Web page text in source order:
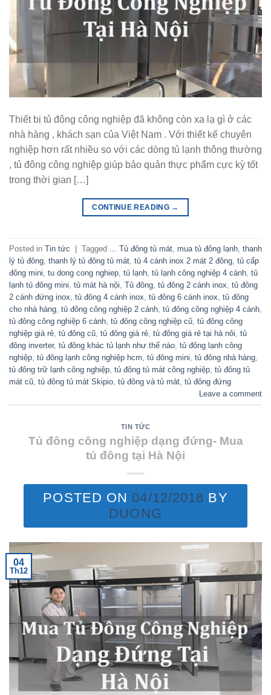
Thiết bị tủ đông công nghiệp đã không còn xa lạ gì ở các
nhà hàng , khách sạn của Việt Nam . Với thiết kế chuyên
nghiệp hơn rất nhiều so với các dòng tủ lạnh thông thường
, tủ đông công nghiệp giúp bảo quản thực phẩm cực kỳ tốt
trong thời gian […]
CONTINUE READING →
Posted in Tin tức | Tagged ... Tủ đông tủ mát mua tủ đông lạnh thanh
lý tủ đông thanh lý tủ đông tủ mát tủ 4 cánh inox 2 mát 2 đông tủ cấp
đông mini tu dong cong nghiep tủ lạnh tủ lạnh công nghiệp 4 cánh tủ
lạnh tủ đông mini tủ mát hà nội Tủ đông tủ đông 2 cánh inox tủ đông
2 cánh đứng inox tủ đông 4 cánh inox tủ đông 6 cánh inox tủ đông
cho nhà hàng tủ đông công nghiệp 2 cánh tủ đông công nghiệp 4 cánh
tủ đông công nghiệp 6 cánh tủ đông công nghiệp cũ tủ đông công
nghiệp giá rẻ tủ đông cũ tủ đông giá rẻ tủ đông giá rẻ tại hà nôi tủ
đông inverter, tủ đông khác tủ lạnh như thế nào tủ đông lạnh công
nghiệp tủ đông lạnh công nghiệp hcm tủ đông mini tủ đông nhà hàng
tủ đông trữ lạnh công nghiệp tủ đông tủ mát công nghiệp tủ đông tủ
mát cũ tủ đông tủ mát Skipio tủ đông và tủ mát tủ đông đứng
Leave a comment
TIN TỨC
Tủ đông công nghiệp dạng đứng- Mua
tủ đông tại Hà Nội
POSTED ON 04/12/2018 BY
DUONG
04
Th12